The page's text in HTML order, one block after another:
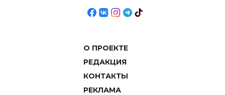
О ПРОЕКТЕ
РЕДАКЦИЯ
КОНТАКТЫ
РЕКЛАМА